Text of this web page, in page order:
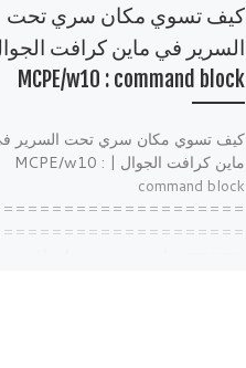
كيف تسوي مكان سري تحت
السرير في ماين كرافت
MCPE/w10 : command block
كيف تسوي مكان سري تحت السرير
ماين كرافت الجوال | MCPE/w10 :